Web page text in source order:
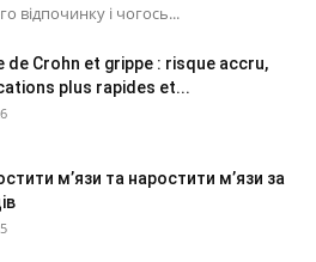
відпочинку і чогось...
de Crohn et grippe : risque accru,
plus rapides et...
м’язи та наростити м’язи за